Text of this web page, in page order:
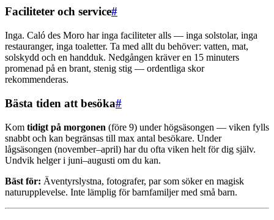
Faciliteter och service#
Inga. Caló des Moro har inga faciliteter alls — inga solstolar, inga
restauranger, inga toaletter. Ta med allt du behöver: vatten, mat,
solskydd och en handduk. Nedgången kräver en 15 minuters
promenad på en brant, stenig stig — ordentliga skor
rekommenderas.
Bästa tiden att besöka#
Kom tidigt på morgonen (före 9) under högsäsongen — viken fylls
snabbt och kan begränsas till max antal besökare. Under
lågsäsongen (november–april) har du ofta viken helt för dig själv.
Undvik helger i juni–augusti om du kan.
Bäst för: Äventyrslystna, fotografer, par som söker en magisk
naturupplevelse. Inte lämplig för barnfamiljer med små barn.